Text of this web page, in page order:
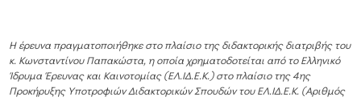
Η έρευνα πραγματοποιήθηκε στο πλαίσιο της διδακτορικής διατριβής του
κ. Κωνσταντίνου Παπακώστα, η οποία χρηματοδοτείται από το Ελληνικό
Ίδρυμα Έρευνας και Καινοτομίας (ΕΛ.ΙΔ.Ε.Κ.) στο πλαίσιο της 4ης
Προκήρυξης Υποτροφιών Διδακτορικών Σπουδών του ΕΛ.ΙΔ.Ε.Κ. (Αριθμός